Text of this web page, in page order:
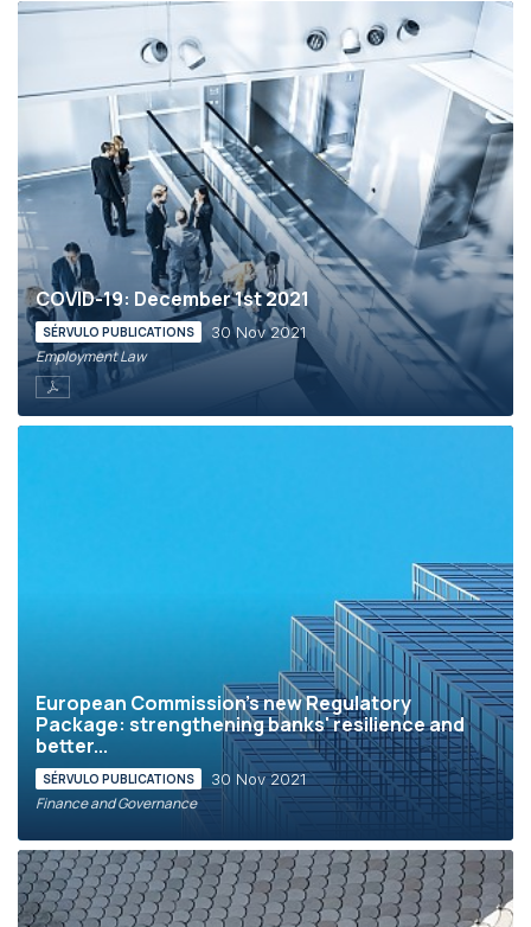
COVID-19: December 1st 2021
SÉRVULO PUBLICATIONS 30 Nov 2021
Employment Law
European Commission's new Regulatory
Package: strengthening banks' resilience and
better...
SÉRVULO PUBLICATIONS 30 Nov 2021
Finance and Governance